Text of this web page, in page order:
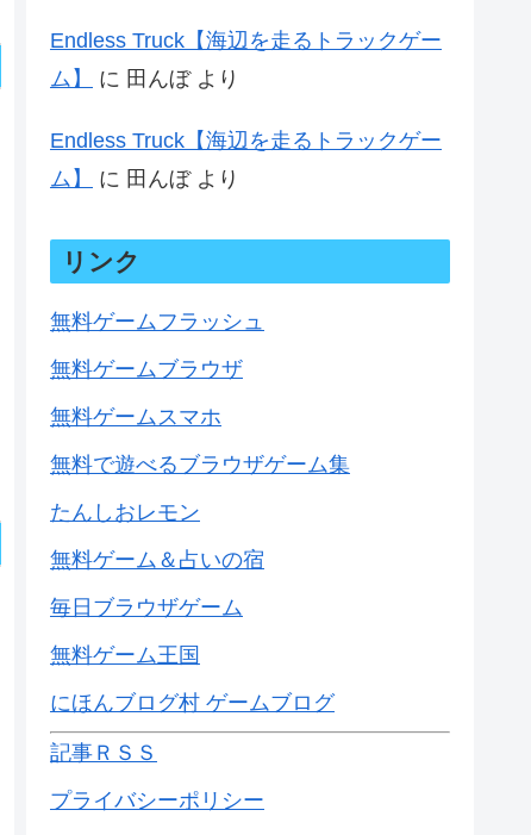
Endless Truck【海辺を走るトラックゲー
ム】
に 田んぼより
Endless Truck【海辺を走るトラックゲー
ム】
に 田んぼより
リンク
無料ゲームフラッシュ
無料ゲームブラウザ
無料ゲームスマホ
無料で遊べるブラウザゲーム集
たんしおレモン
無料ゲーム＆占いの宿
毎日ブラウザゲーム
無料ゲーム王国
にほんブログ村 ゲームブログ
記事ＲＳＳ
プライバシーポリシー